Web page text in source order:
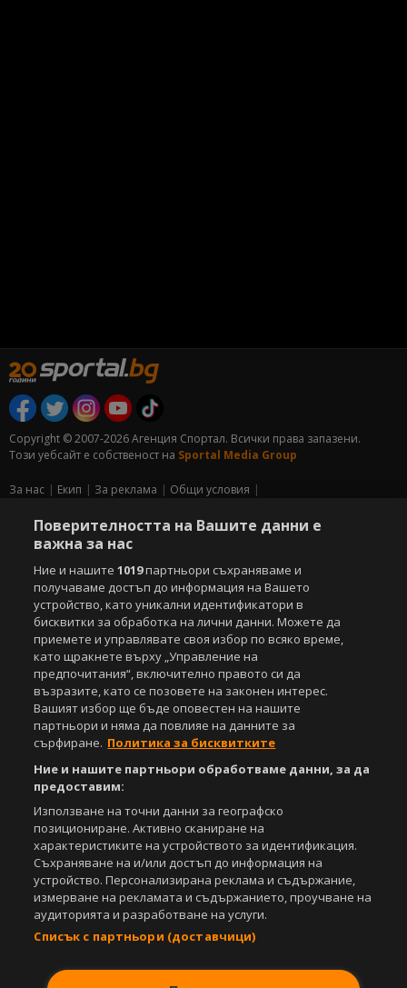
Copyright © 2007-2026 Агенция Спортал. Всички права запазени.
Този уебсайт е собственост на Sportal Media Group
За нас Екип За рекламa
Общи условия
Управление на предпочитания
Съдържанието на този уеб сайт и технологиите, използвани в него, са
под закрила на Закона за авторското право и сродните му права.
Всички статии, репортажи, интервюта и други текстови, графични и
видео материали, публикувани в сайта, са собственост на Агенция
Спортал, освен ако изрично е посочено друго. Допуска се
публикуване на текстови материали само след писмено съгласие на
Агенция Спортал, посочване на източника и добавяне на линк към
www.sportal.bg. Използването на графични и видео материали,
публикувани в сайта, е строго забранено. Нарушителите ще бъдат
санкционирани с цялата строгост на закона.
СвалиБЕЗПЛАТНОТОприложение за:
Android
Powered by:
Поверителността на Вашите данни е
важна за нас
Ние и нашите1019партньори съхраняваме и
получаваме достъп до информация на Вашето
устройство, като уникални идентификатори в
бисквитки за обработка на лични данни. Можете да
приемете и управлявате своя избор по всяко време,
като щракнете върху „Управление на
предпочитания“, включително правото си да
възразите, като се позовете на законен интерес.
Вашият избор ще бъде оповестен на нашите
партньори и няма да повлияе на данните за
сърфиране. Политика за бисквитките
Ние и нашите партньори обработваме данни, за да
предоставим:
Използване на точни данни за географско
позициониране. Активно сканиране на
характеристиките на устройството за идентификация.
Съхраняване на и/или достъп до информация на
устройство. Персонализирана реклама и съдържание,
измерване на рекламата и съдържанието, проучване на
аудиторията и разработване на услуги.
Списък с партньори (доставчици)